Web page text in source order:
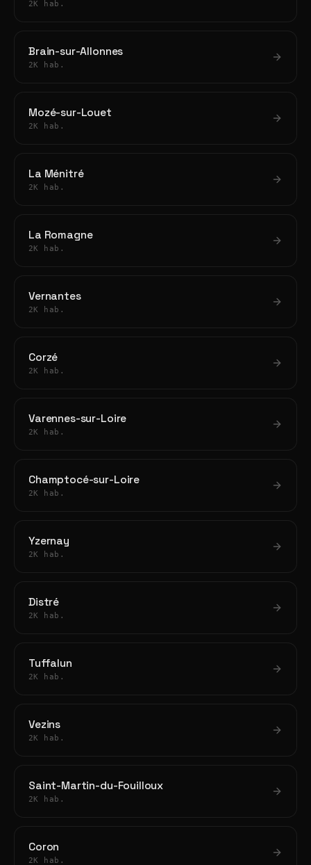
2K hab.
Brain-sur-Allonnes
2K hab.
Mozé-sur-Louet
2K hab.
La Ménitré
2K hab.
La Romagne
2K hab.
Vernantes
2K hab.
Corzé
2K hab.
Varennes-sur-Loire
2K hab.
Champtocé-sur-Loire
2K hab.
Yzernay
2K hab.
Distré
2K hab.
Tuffalun
2K hab.
Vezins
2K hab.
Saint-Martin-du-Fouilloux
2K hab.
Coron
2K hab.